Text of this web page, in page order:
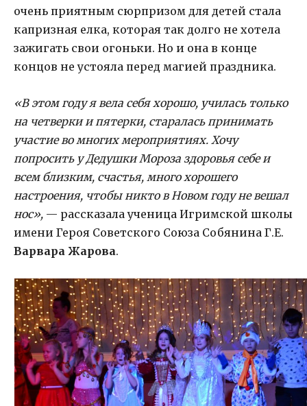
очень приятным сюрпризом для детей стала
капризная елка, которая так долго не хотела
зажигать свои огоньки. Но и она в конце
концов не устояла перед магией праздника.
«В этом году я вела себя хорошо, училась только
на четверки и пятерки, старалась принимать
участие во многих мероприятиях. Хочу
попросить у Дедушки Мороза здоровья себе и
всем близким, счастья, много хорошего
настроения, чтобы никто в Новом году не вешал
нос», — рассказала ученица Игримской школы
имени Героя Советского Союза Собянина Г.Е.
Варвара Жарова.